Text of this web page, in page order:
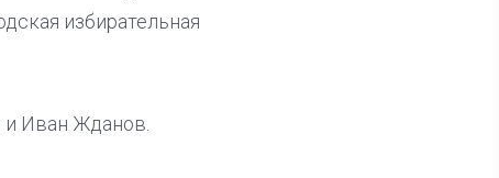
избирательная
Иван Жданов.